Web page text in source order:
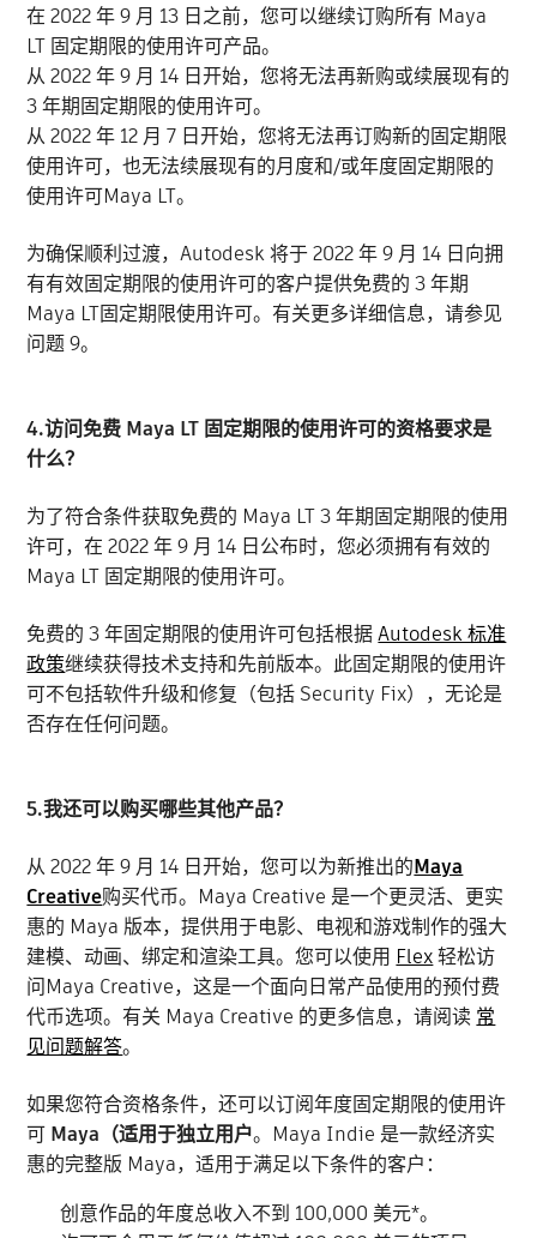
在 2022 年 9 月 13 日之前，您可以继续订购所有 Maya
LT 固定期限的使用许可产品。
从 2022 年 9 月 14 日开始，您将无法再新购或续展现有的
3 年期固定期限的使用许可。
从 2022 年 12 月 7 日开始，您将无法再订购新的固定期限
使用许可，也无法续展现有的月度和/或年度固定期限的
使用许可Maya LT。
为确保顺利过渡，Autodesk 将于 2022 年 9 月 14 日向拥
有有效固定期限的使用许可的客户提供免费的 3 年期
Maya LT固定期限使用许可。有关更多详细信息，请参见
问题 9。
4.访问免费 Maya LT 固定期限的使用许可的资格要求是
什么？
为了符合条件获取免费的 Maya LT 3 年期固定期限的使用
许可，在 2022 年 9 月 14 日公布时，您必须拥有有效的
Maya LT 固定期限的使用许可。
免费的 3 年固定期限的使用许可包括根据Autodesk 标准
政策继续获得技术支持和先前版本。此固定期限的使用许
可不包括软件升级和修复（包括 Security Fix），无论是
否存在任何问题。
5.我还可以购买哪些其他产品？
从 2022 年 9 月 14 日开始，您可以为新推出的Maya
Creative购买代币。Maya Creative 是一个更灵活、更实
惠的 Maya 版本，提供用于电影、电视和游戏制作的强大
建模、动画、绑定和渲染工具。您可以使用 Flex轻松访
问Maya Creative，这是一个面向日常产品使用的预付费
代币选项。有关 Maya Creative 的更多信息，请阅读 常
见问题解答。
如果您符合资格条件，还可以订阅年度固定期限的使用许
可 Maya（适用于独立用户。Maya Indie 是一款经济实
惠的完整版 Maya，适用于满足以下条件的客户：
创意作品的年度总收入不到 100,000 美元*。